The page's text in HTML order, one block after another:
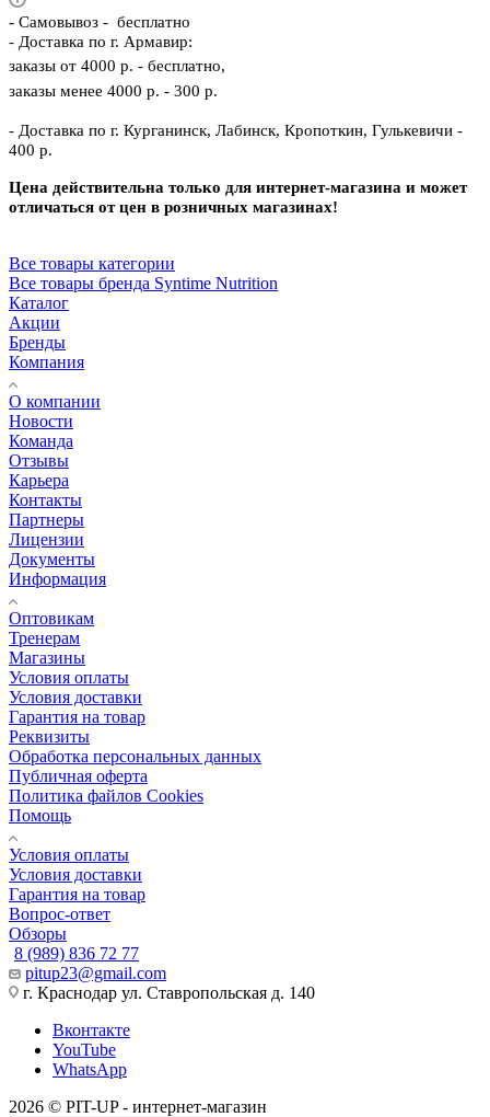
- Самовывоз - бесплатно
- Доставка по г. Армавир:
заказы от 4000 р. - бесплатно,
заказы менее 4000 р. - 300 р.
- Доставка по г. Курганинск, Лабинск, Кропоткин, Гулькевичи -
400 р.
Цена действительна только для интернет-магазина и может
отличаться от цен в розничных магазинах!
Все товары категории
Все товары бренда Syntime Nutrition
Каталог
Акции
Бренды
Компания
О компании
Новости
Команда
Отзывы
Карьера
Контакты
Партнеры
Лицензии
Документы
Информация
Оптовикам
Тренерам
Магазины
Условия оплаты
Условия доставки
Гарантия на товар
Реквизиты
Обработка персональных данных
Публичная оферта
Политика файлов Cookies
Помощь
Условия оплаты
Условия доставки
Гарантия на товар
Вопрос-ответ
Обзоры
8 (989) 836 72 77
pitup23@gmail.com
г. Краснодар ул. Ставропольская д. 140
Вконтакте
YouTube
WhatsApp
2026 © PIT-UP - интернет-магазин